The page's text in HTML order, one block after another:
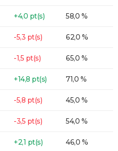
+4,0 pt(s) 58,0 %
-5,3 pt(s) 62,0 %
-1,5 pt(s) 65,0 %
+14,8 pt(s) 71,0 %
-5,8 pt(s) 45,0 %
-3,5 pt(s) 54,0 %
+2,1 pt(s) 46,0 %